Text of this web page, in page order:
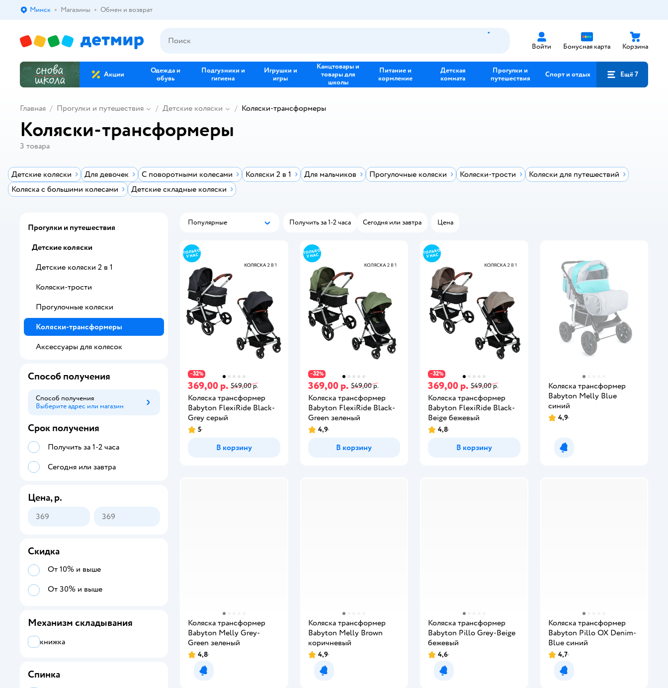
Выбор адреса доставки.
Минск Магазины Обмен и возврат
Войти Бонусная карта Корзина
Акции
Одежда и
обувь
Подгузники и
гигиена
Игрушки и
игры
Канцтовары и
товары для
школы
Питание и
кормление
Детская
комната
Прогулки и
путешествия
Спорт и отдых Ещё 7
Главная Прогулки и путешествия Детские коляски Коляски-трансформеры
Коляски-трансформеры
3 товара
Детские коляски Для девочек С поворотными колесами Коляски 2 в 1 Для мальчиков Прогулочные коляски Коляски-трости
Коляски для путешествий
Коляска с большими колесами
Детские складные коляски
Популярные
Популярные Получить за 1-2 часа Сегодня или завтра Цена
−32%
369,00 р. 549,00 р.
Коляска трансформер
Babyton FlexiRide Black-
Grey серый
5
В корзину
−32%
369,00 р. 549,00 р.
Коляска трансформер
Babyton FlexiRide Black-
Green зеленый
4,9
В корзину
−32%
369,00 р. 549,00 р.
Коляска трансформер
Babyton FlexiRide Black-
Beige бежевый
4,8
В корзину
Коляска трансформер
Babyton Melly Blue
синий
4,9
Уведомить о появлении
Коляска трансформер
Babyton Melly Grey-
Green зеленый
4,8
Уведомить о появлении
Коляска трансформер
Babyton Melly Brown
коричневый
4,9
Уведомить о появлении
Коляска трансформер
Babyton Pillo Grey-Beige
бежевый
4,6
Уведомить о появлении
Коляска трансформер
Babyton Pillo OX Denim-
Blue синий
4,7
Уведомить о появлении
Прогулки и путешествия
Детские коляски
Детские коляски 2 в 1
Коляски-трости
Прогулочные коляски
Коляски-трансформеры
Аксессуары для колясок
Способ получения
Способ получения
Выберите адрес или магазин
Способ получения
Срок получения
Получить за 1-2 часа
Сегодня или завтра
Цена, р.
Скидка
От 10% и выше
От 30% и выше
Механизм складывания
книжка
Спинка